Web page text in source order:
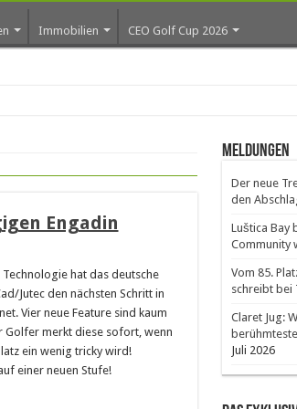
Immobilien CEO Golf Cup 2026
Engadin
hat das deutsche
Jutec den nächsten Schritt in
Vier neue Feature sind kaum
Golfer merkt diese sofort, wenn
ein wenig tricky wird!
einer neuen Stufe!
Meldungen
Der neue
den
Luštica Bay
Community
Vom 85.
schreibt bei
Claret Jug:
Juli 2026